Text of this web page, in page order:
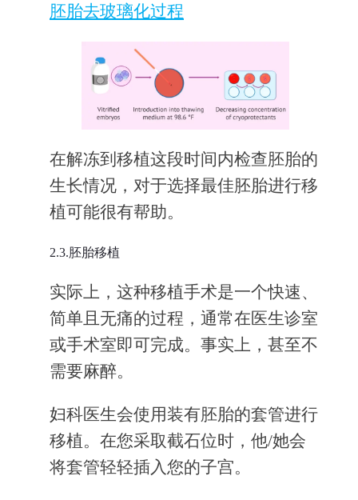
胚胎去玻璃化过程
在解冻到移植这段时间内检查胚胎的
生长情况，对于选择最佳胚胎进行移
植可能很有帮助。
2.3.胚胎移植
实际上，这种移植手术是一个快速、
简单且无痛的过程，通常在医生诊室
或手术室即可完成。事实上，甚至不
需要麻醉。
妇科医生会使用装有胚胎的套管进行
移植。在您采取截石位时，他/她会
将套管轻轻插入您的子宫。